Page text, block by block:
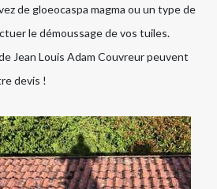
de gloeocaspa magma ou un type de
le démoussage de vos tuiles.
Jean Louis Adam Couvreur peuvent
devis !